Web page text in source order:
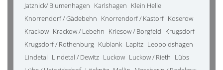
Jatznick/ Blumenhagen Karlshagen Klein Helle
Knorrendorf / Gädebehn Knorrendorf / Kastorf Koserow
Krackow Krackow / Lebehn Kriesow / Borgfeld Krugsdorf
Krugsdorf / Rothenburg Kublank Lapitz Leopoldshagen
Lindetal Lindetal / Dewitz Luckow Luckow / Rieth Lübs